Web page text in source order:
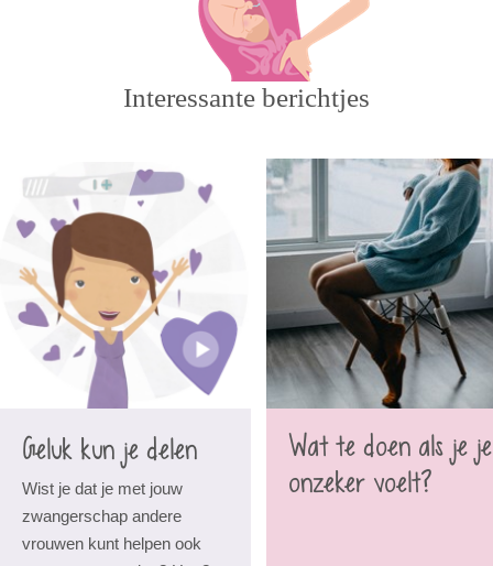
Interessante berichtjes
Geluk kun je delen
Wist je dat je met jouw
zwangerschap andere
vrouwen kunt helpen ook
Wat te doen als je je
onzeker voelt?